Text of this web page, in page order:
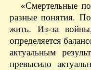
«Смертельные
разные понятия.
жить. Из-за
определяется
актуальным
превысило